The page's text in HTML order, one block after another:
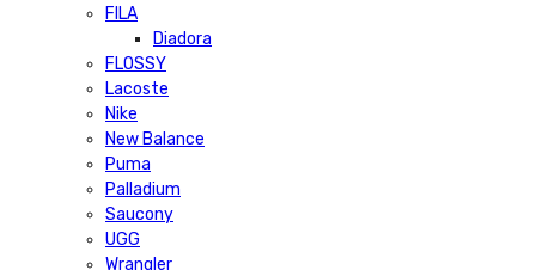
FILA
Diadora
FLOSSY
Lacoste
Nike
New Balance
Puma
Palladium
Saucony
UGG
Wrangler